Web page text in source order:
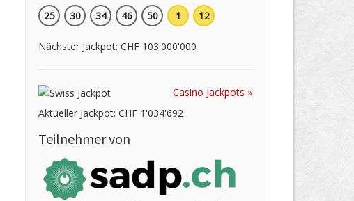
25 30 34 46 50 1 12
Nächster Jackpot: CHF 103'000'000
Casino Jackpots »
Aktueller Jackpot: CHF 1'034'692
Teilnehmer von